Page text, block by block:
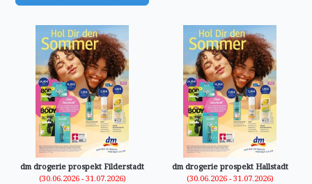
dm drogerie prospekt Filderstadt
(30.06.2026 - 31.07.2026)
dm drogerie prospekt Hallstadt
(30.06.2026 - 31.07.2026)